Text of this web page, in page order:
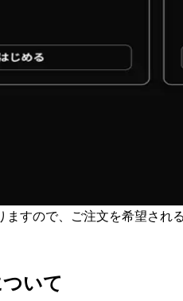
すので、ご注文を希望され
いて